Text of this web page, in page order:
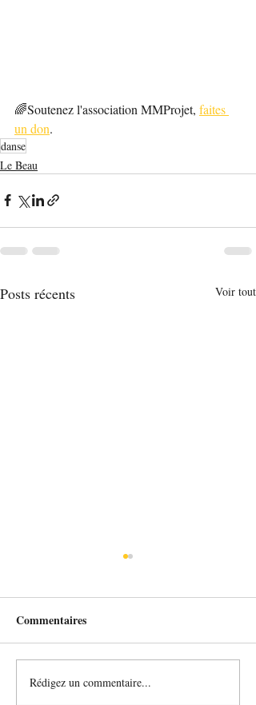
🌈Soutenez l'association MMProjet, faites
un don.
danse
Le Beau
Posts récents Voir tout
5 Minutes avant
Commentaires
Rédigez un commentaire...